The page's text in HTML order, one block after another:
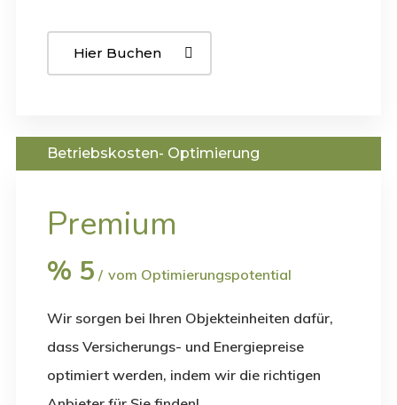
Hier Buchen
Premium
Betriebskosten- Optimierung
% 5 vom Optimierungspotential
Wir sorgen bei Ihren Objekteinheiten dafür,
dass Versicherungs- und Energiepreise
optimiert werden, indem wir die richtigen